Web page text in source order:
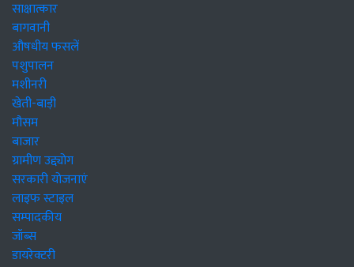
साक्षात्कार
बागवानी
औषधीय फसलें
पशुपालन
मशीनरी
खेती-बाड़ी
मौसम
बाजार
ग्रामीण उद्द्योग
सरकारी योजनाएं
लाइफ स्टाइल
सम्पादकीय
जॉब्स
डायरेक्टरी